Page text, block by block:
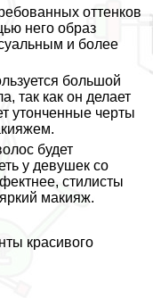
оттенков
него образ
и более
большой
так как он делает
утонченные черты
будет
у дeвyшек со
стилисты
макияж.
красивого